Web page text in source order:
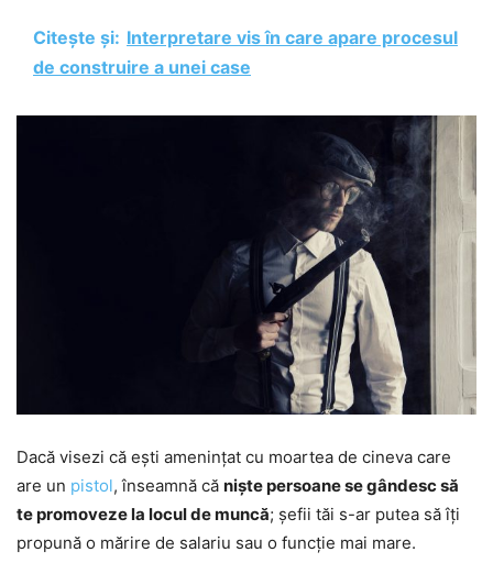
Citește și: Interpretare vis în care apare procesul
de construire a unei case
Dacă visezi că ești amenințat cu moartea de cineva care
are un pistol, înseamnă că niște persoane se gândesc să
te promoveze la locul de muncă; șefii tăi s-ar putea să îți
propună o mărire de salariu sau o funcție mai mare.